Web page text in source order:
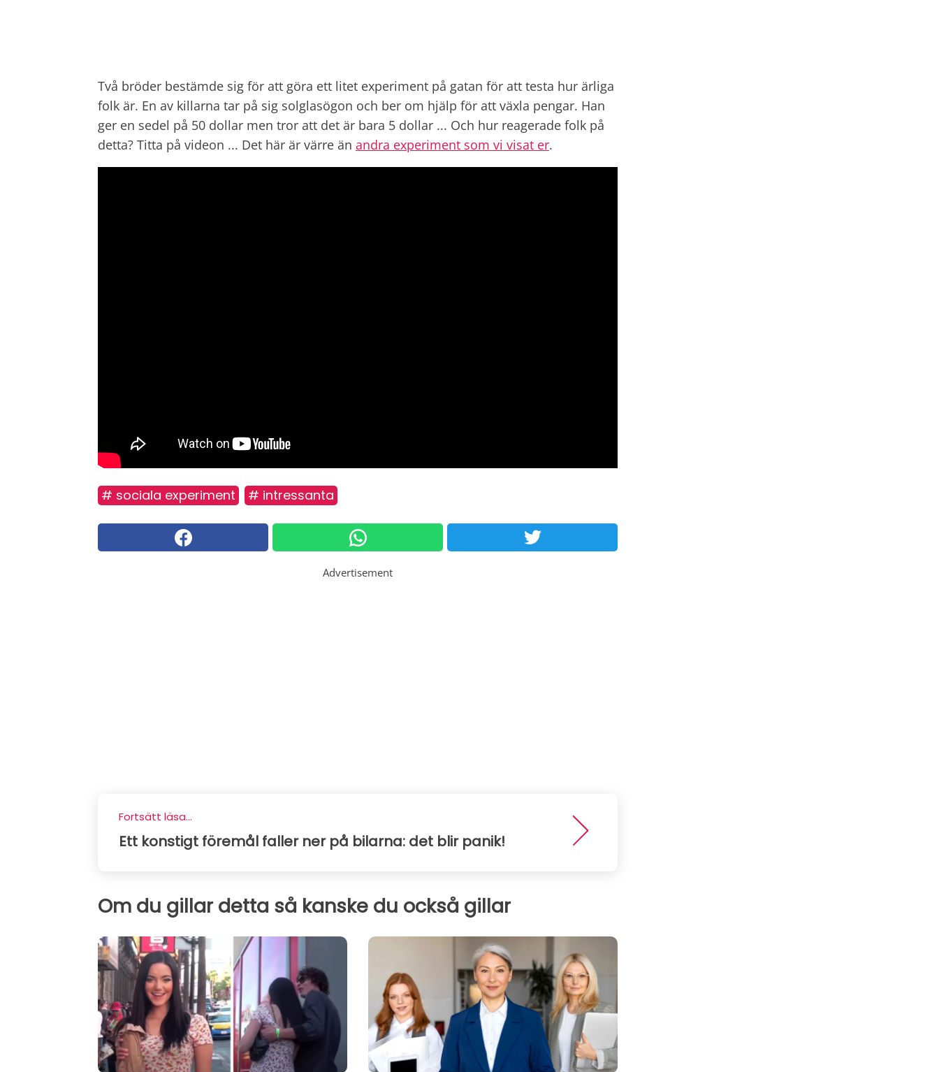
Två bröder bestämde sig för att göra ett litet experiment på gatan för att testa hur ärliga
folk är. En av killarna tar på sig solglasögon och ber om hjälp för att växla pengar. Han
ger en sedel på 50 dollar men tror att det är bara 5 dollar ... Och hur reagerade folk på
detta? Titta på videon ... Det här är värre än andra experiment som vi visat er.
# sociala experiment # intressanta
Advertisement
Fortsätt läsa...
Ett konstigt föremål faller ner på bilarna: det blir panik!
Om du gillar detta så kanske du också gillar